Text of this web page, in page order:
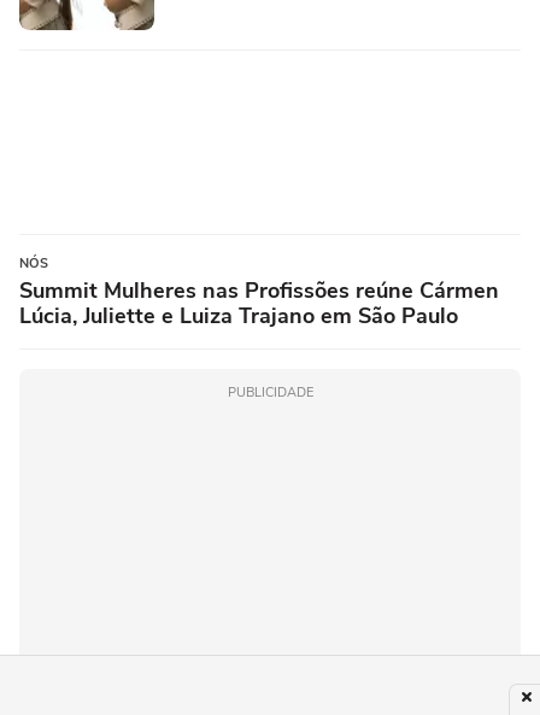
NÓS
Summit Mulheres nas Profissões reúne Cármen
Lúcia, Juliette e Luiza Trajano em São Paulo
PUBLICIDADE